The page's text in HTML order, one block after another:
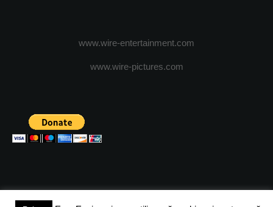
www.wire-entertainment.com
www.wire-pictures.com